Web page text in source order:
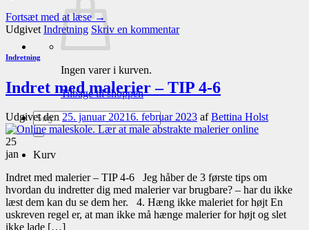
Ingen varer i kurven.
Tilbage til shoppen
Søg
efter:
Kurv
Fortsæt med at læse→
Udgivet Indretning Skriv en kommentar
Indretning
Indret med malerier – TIP 4-6
Udgivet den 25. januar 20216. februar 2023 afBettina Holst
25
jan
Indret med malerier – TIP 4-6 Jeg håber de 3 første tips om
hvordan du indretter dig med malerier var brugbare? – har du ikke
læst dem kan du se dem her. 4. Hæng ikke maleriet for højt En
uskreven regel er, at man ikke må hænge malerier for højt og slet
ikke lade […]